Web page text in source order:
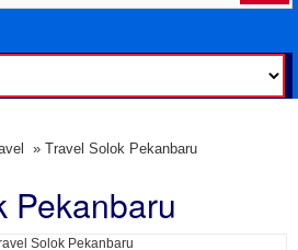
» Travel Solok Pekanbaru
Pekanbaru